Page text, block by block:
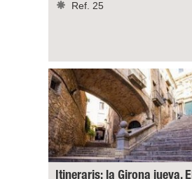
Ref. 25
Itineraris: la Girona jueva. El